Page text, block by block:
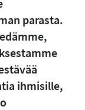
parasta.
ihmisille,